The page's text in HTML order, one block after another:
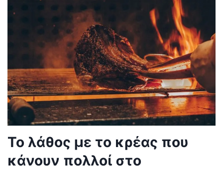
Το λάθος με το κρέας που
κάνουν πολλοί στο